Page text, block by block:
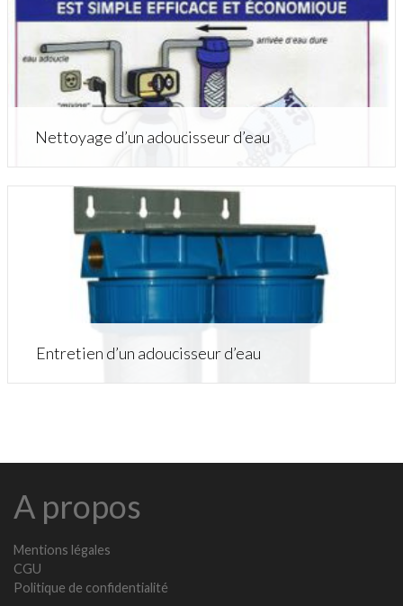
Nettoyage d’un adoucisseur d’eau
Entretien d’un adoucisseur d’eau
A propos
Mentions légales
CGU
Politique de confidentialité